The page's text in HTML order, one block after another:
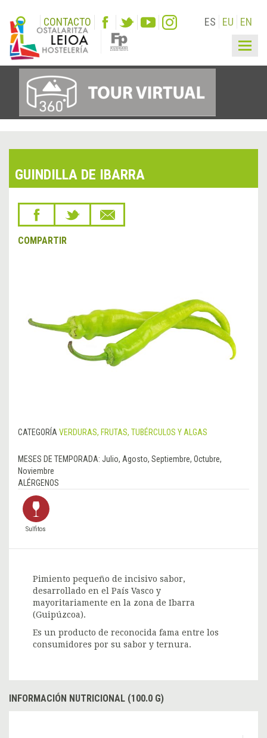
CONTACTO ES EU EN
GUINDILLA DE IBARRA
COMPARTIR
CATEGORÍA VERDURAS, FRUTAS, TUBÉRCULOS Y ALGAS
MESES DE TEMPORADA: Julio, Agosto, Septiembre, Octubre,
Noviembre
ALÉRGENOS
Sulfitos
Pimiento pequeño de incisivo sabor,
desarrollado en el País Vasco y
mayoritariamente en la zona de Ibarra
(Guipúzcoa).
Es un producto de reconocida fama entre los
consumidores por su sabor y ternura.
INFORMACIÓN NUTRICIONAL (100.0 G)